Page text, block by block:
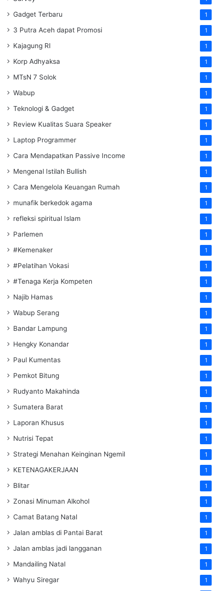
Gadget Terbaru 1
3 Putra Aceh dapat Promosi 1
Kajagung RI 1
Korp Adhyaksa 1
MTsN 7 Solok 1
Wabup 1
Teknologi & Gadget 1
Review Kualitas Suara Speaker 1
Laptop Programmer 1
Cara Mendapatkan Passive Income 1
Mengenal Istilah Bullish 1
Cara Mengelola Keuangan Rumah 1
munafik berkedok agama 1
refleksi spiritual Islam 1
Parlemen 1
#Kemenaker 1
#Pelatihan Vokasi 1
#Tenaga Kerja Kompeten 1
Najib Hamas 1
Wabup Serang 1
Bandar Lampung 1
Hengky Konandar 1
Paul Kumentas 1
Pemkot Bitung 1
Rudyanto Makahinda 1
Sumatera Barat 1
Laporan Khusus 1
Nutrisi Tepat 1
Strategi Menahan Keinginan Ngemil 1
KETENAGAKERJAAN 1
Blitar 1
Zonasi Minuman Alkohol 1
Camat Batang Natal 1
Jalan amblas di Pantai Barat 1
Jalan amblas jadi langganan 1
Mandailing Natal 1
Wahyu Siregar 1